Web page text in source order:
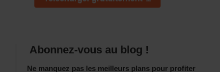
Abonnez-vous au blog !
Ne manquez pas les meilleurs plans pour profiter